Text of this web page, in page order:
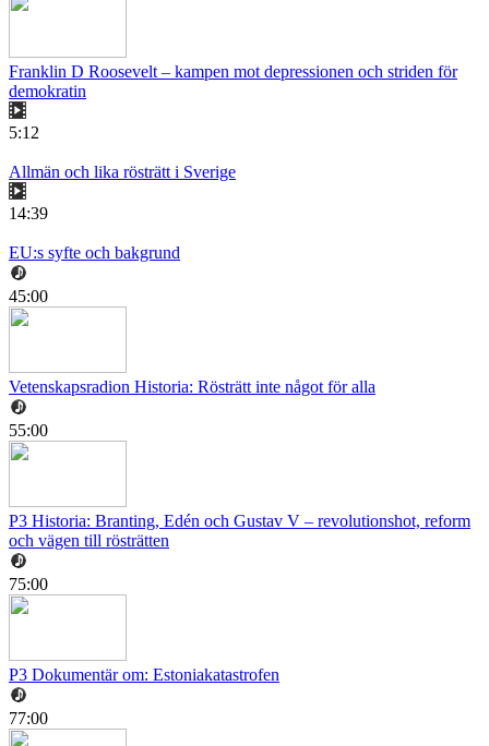
Franklin D Roosevelt – kampen mot depressionen och striden för
demokratin
5:12
Allmän och lika rösträtt i Sverige
14:39
EU:s syfte och bakgrund
45:00
Vetenskapsradion Historia: Rösträtt inte något för alla
55:00
P3 Historia: Branting, Edén och Gustav V – revolutionshot, reform
och vägen till rösträtten
75:00
P3 Dokumentär om: Estoniakatastrofen
77:00